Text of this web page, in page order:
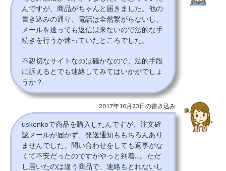
んですが、商品がちゃんと届きました。他の
書き込みの通り、電話は全然繋がらないし、
メールを送っても返信は来ないので法的な手
続きを行うか迷っていたところでした。
不親切なサイトなのは確かなので、法的手段
に訴えるとでも連絡してみてはいかがでしょ
うか？
2017年10月23日の書き込み
uskenkoで商品を購入したんですが、注文確
認メールが届かず、発送通知ももちろんあり
ませんでした。問い合わせをしても返事がな
くて不安だったのですがやっと到着…。ただ
し届いたのは違う商品で、連絡もとれないし